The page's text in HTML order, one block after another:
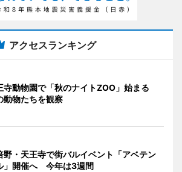
アクセスランキング
寺動物園で「秋のナイトZOO」始まる
動物たちを観察
野・天王寺で街バルイベント「アベテン
」開催へ 今年は3週間